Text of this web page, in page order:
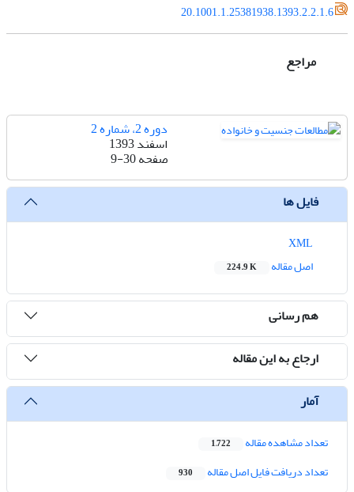
20.1001.1.25381938.1393.2.2.1.6
مراجع
دوره 2، شماره 2
اسفند 1393
صفحه9-30
فایل ها
اصل مقاله
224.9 K
هم رسانی
ارجاع به این مقاله
آمار
تعداد مشاهده مقاله 1,722
تعداد دریافت فایل اصل مقاله 930